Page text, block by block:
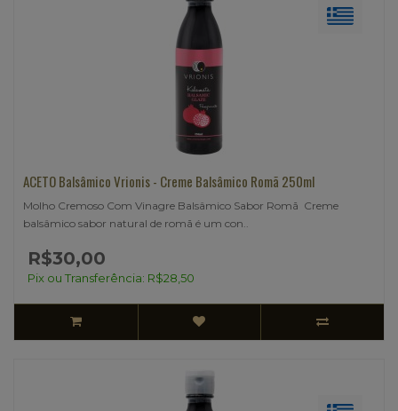
ACETO Balsâmico Vrionis - Creme Balsâmico Romã 250ml
Molho Cremoso Com Vinagre Balsâmico Sabor Romã Creme
balsâmico sabor natural de romã é um con..
R$30,00
Pix ou Transferência: R$28,50